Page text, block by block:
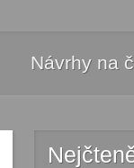
Návrhy na